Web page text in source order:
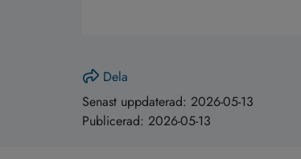
Dela
Senast uppdaterad: 2026-05-13
Publicerad: 2026-05-13